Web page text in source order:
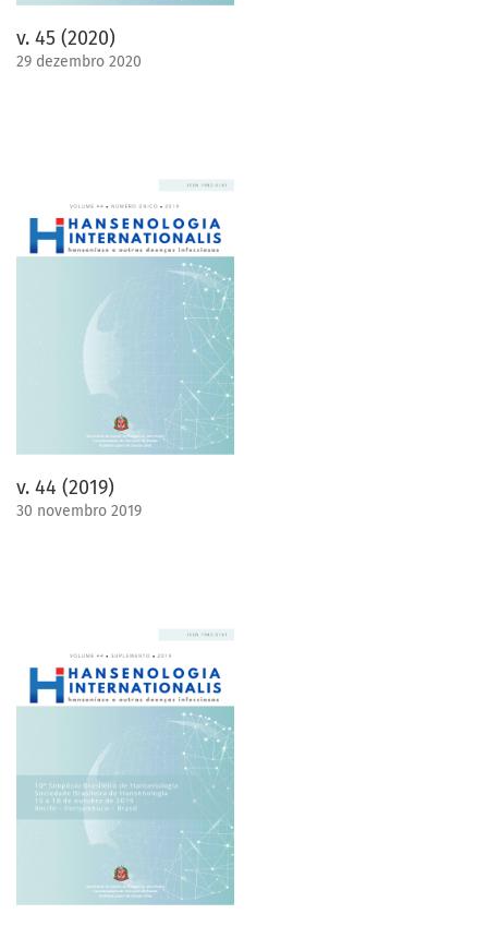
v. 45 (2020)
29 dezembro 2020
v. 44 (2019)
30 novembro 2019